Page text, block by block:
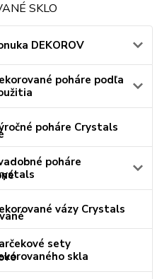
SKLO
DEKOROV
poháre podľa
poháre Crystals
poháre
vázy Crystals
sety
skla